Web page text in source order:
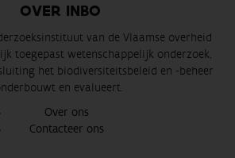
OVER INBO
van de Vlaamse overheid
toegepast wetenschappelijk onderzoek,
het biodiversiteitsbeleid en -beheer
en evalueert.
Over ons
Contacteer ons